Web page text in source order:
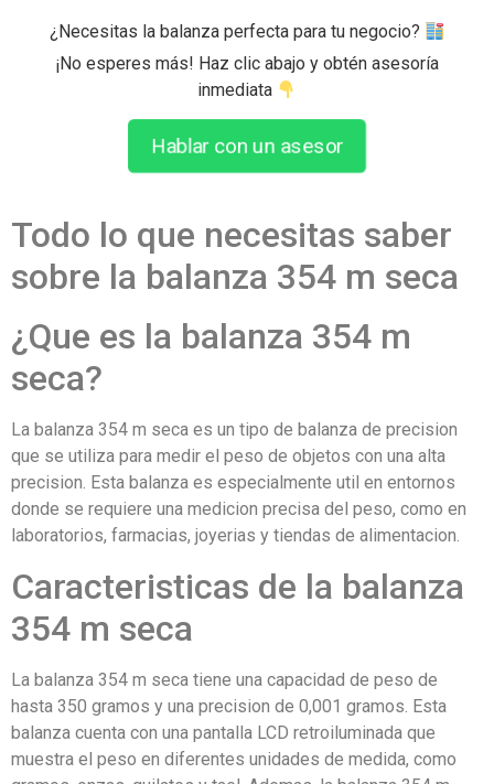
¿Necesitas la balanza perfecta para tu negocio?
¡No esperes más! Haz clic abajo y obtén asesoría
inmediata
Hablar con un asesor
Todo lo que necesitas saber
sobre la balanza 354 m seca
¿Que es la balanza 354 m
seca?
La balanza 354 m seca es un tipo de balanza de precision
que se utiliza para medir el peso de objetos con una alta
precision. Esta balanza es especialmente util en entornos
donde se requiere una medicion precisa del peso, como en
laboratorios, farmacias, joyerias y tiendas de alimentacion.
Caracteristicas de la balanza
354 m seca
La balanza 354 m seca tiene una capacidad de peso de
hasta 350 gramos y una precision de 0,001 gramos. Esta
balanza cuenta con una pantalla LCD retroiluminada que
muestra el peso en diferentes unidades de medida, como